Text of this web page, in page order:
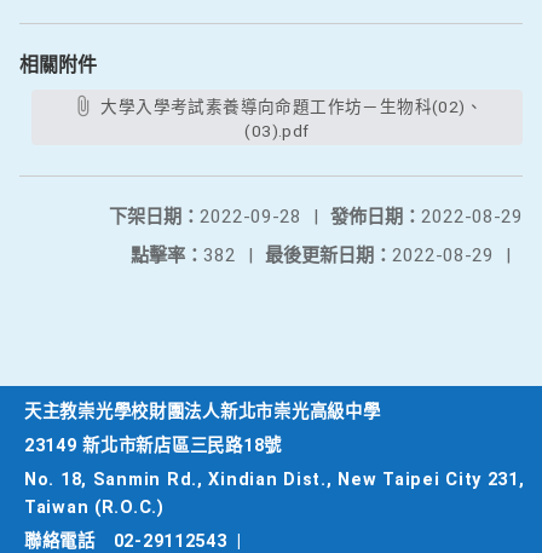
相關附件
大學入學考試素養導向命題工作坊－生物科(02)、
(03).pdf
發佈日期： 2022-08-29
下架日期： 2022-09-28
|
最後更新日期： 2022-08-29 |
點擊率： 382 |
天主教崇光學校財團法人新北市崇光高級中學
23149 新北市新店區三民路18號
No. 18, Sanmin Rd., Xindian Dist., New Taipei City 231,
Taiwan (R.O.C.)
聯絡電話
02-29112543